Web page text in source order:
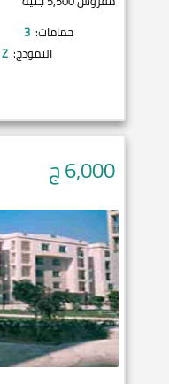
حمامات: 3
النموذج: Z
6,000ج